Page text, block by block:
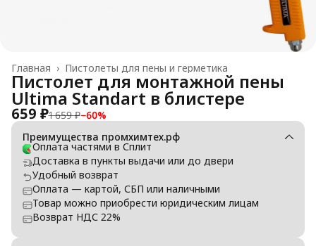
Пистолеты для пены и герметика
Главная ›
Пистолет для монтажной пены
Ultima Standart в блистере
659 ₽1 659 ₽−60%
Преимущества промхимтех.рф
Оплата частями в Сплит
Доставка в пункты выдачи или до двери
Удобный возврат
Оплата — картой, СБП или наличными
Товар можно приобрести юридическим лицам
Возврат НДС 22%